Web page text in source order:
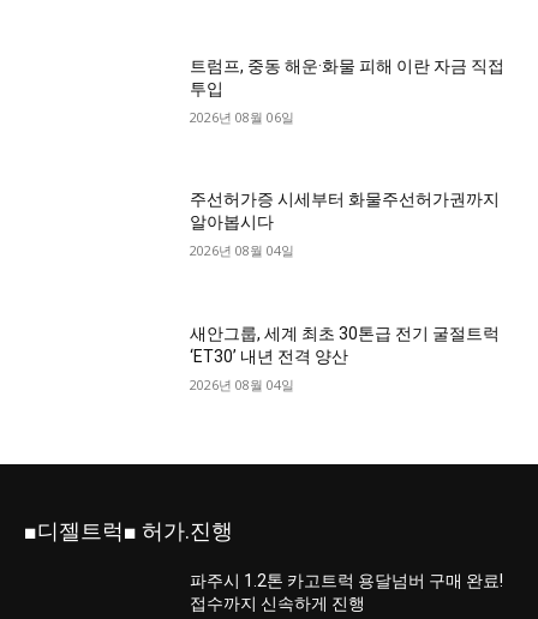
트럼프, 중동 해운·화물 피해 이란 자금 직접
투입
2026년 08월 06일
주선허가증 시세부터 화물주선허가권까지
알아봅시다
2026년 08월 04일
새안그룹, 세계 최초 30톤급 전기 굴절트럭
‘ET30’ 내년 전격 양산
2026년 08월 04일
■디젤트럭■ 허가.진행
파주시 1.2톤 카고트럭 용달넘버 구매 완료!
접수까지 신속하게 진행